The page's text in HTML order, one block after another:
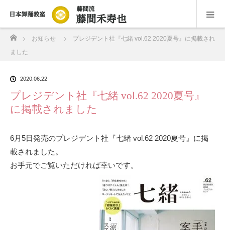
ホーム
お知らせ
プレジデント社『七緒 vol.62 2020夏号』に掲載され
ました
2020.06.22
プレジデント社『七緒 vol.62 2020夏号』
に掲載されました
6月5日発売のプレジデント社『七緒 vol.62 2020夏号』 に掲
載されました。
お手元でご覧いただければ幸いです。